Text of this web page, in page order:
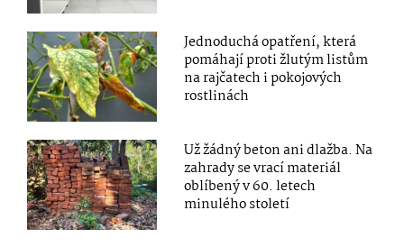
Jednoduchá opatření, která
pomáhají proti žlutým listům
na rajčatech i pokojových
rostlinách
Už žádný beton ani dlažba. Na
zahrady se vrací materiál
oblíbený v 60. letech
minulého století